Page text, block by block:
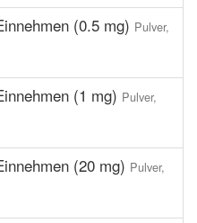
(0.5 mg) Pulver,
(1 mg) Pulver,
(20 mg) Pulver,